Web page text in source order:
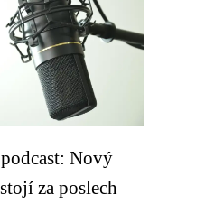
Nový
za poslech